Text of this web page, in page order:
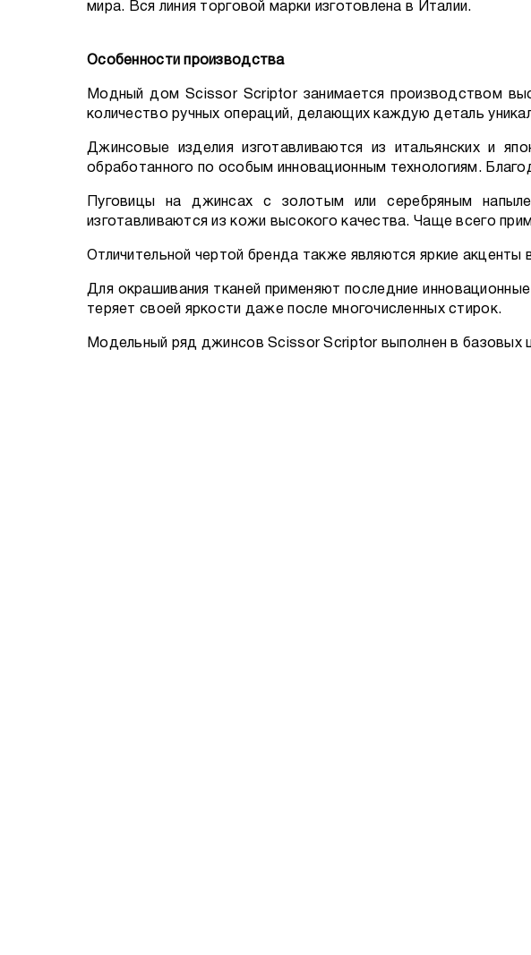
мира. Вся линия торговой марки изготовлена в Италии.
Особенности производства
Модный дом Scissor Scriptor занимается производством
количество ручных операций, делающих каждую деталь
Джинсовые изделия изготавливаются из итальянских и
обработанного по особым инновационным технологиям.
Пуговицы на джинсах с золотым или серебряным
изготавливаются из кожи высокого качества. Чаще всего
Отличительной чертой бренда также являются яркие
Для окрашивания тканей применяют последние
теряет своей яркости даже после многочисленных стирок.
Модельный ряд джинсов Scissor Scriptor выполнен в